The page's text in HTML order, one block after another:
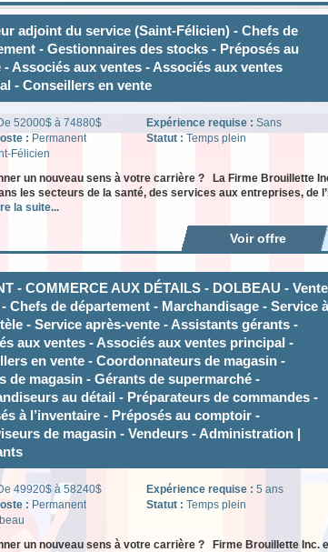
adjoint du service (Saint-Félicien) - Chefs de
- Gestionnaires des stocks - Préposés au
- Associés aux ventes - Associés aux ventes
- Conseillers en vente
52000$ à 74880$
: Permanent
Félicien
Expérience requise : Sans
Statut : Temps plein
un nouveau sens à votre carrière ? La Firme Brouillette
les secteurs de la santé, des services aux entreprises, de
la suite...
Voir offre
- COMMERCE AUX DÉTAILS - DOLBEAU -
Chefs de département - Marchandisage - Service à
- Service après-vente - Assistants gérants -
aux ventes - Associés aux ventes principal -
en vente - Coordonnateurs de magasin -
de magasin - Gérants de supermarché -
au détail - Préparateurs de commandes -
à l’inventaire - Préposés au comptoir -
de magasin - Vendeurs - Administration |
49920$ à 58240$
: Permanent
Expérience requise : 5 ans
Statut : Temps plein
un nouveau sens à votre carrière ? Firme Brouillette Inc.